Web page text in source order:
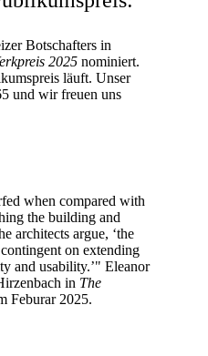
Botschafters in
2025 nominiert.
läuft. Unser
und wir freuen uns
when compared with
the building and
architects argue, ‘the
on extending
and usability.’" Eleanor
in The
Feburar 2025.